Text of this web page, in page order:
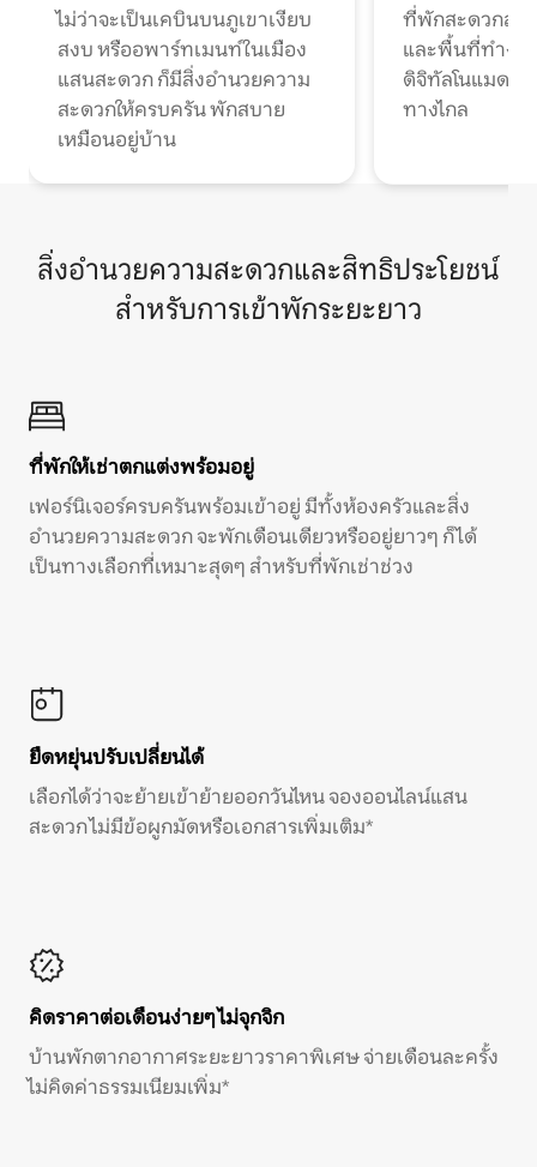
ไม่ว่าจะเป็นเคบินบนภูเขาเงียบ
สงบ หรืออพาร์ทเมนท์ในเมือง
แสนสะดวก ก็มีสิ่งอำนวยความ
สะดวกให้ครบครัน พักสบาย
เหมือนอยู่บ้าน
ที่พักสะดวกสบ
และพื้นที่ทำงา
ดิจิทัลโนแมดแ
ทางไกล
สิ่งอำนวยความสะดวกและสิทธิประโยชน์
สำหรับการเข้าพักระยะยาว
ที่พักให้เช่าตกแต่งพร้อมอยู่
เฟอร์นิเจอร์ครบครันพร้อมเข้าอยู่ มีทั้งห้องครัวและสิ่ง
อำนวยความสะดวก จะพักเดือนเดียวหรืออยู่ยาวๆ ก็ได้
เป็นทางเลือกที่เหมาะสุดๆ สำหรับที่พักเช่าช่วง
ยืดหยุ่นปรับเปลี่ยนได้
เลือกได้ว่าจะย้ายเข้าย้ายออกวันไหน จองออนไลน์แสน
สะดวก ไม่มีข้อผูกมัดหรือเอกสารเพิ่มเติม*
คิดราคาต่อเดือนง่ายๆ ไม่จุกจิก
บ้านพักตากอากาศระยะยาวราคาพิเศษ จ่ายเดือนละครั้ง
ไม่คิดค่าธรรมเนียมเพิ่ม*